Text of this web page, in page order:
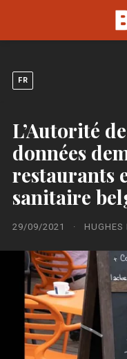
FR
L’Autorité
données
restaurants
sanitaire
29/09/2021 · HUGHES